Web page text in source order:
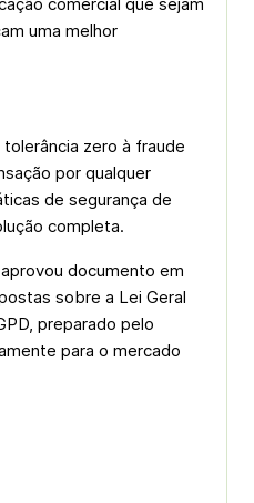
uma melhor
zero à fraude
por qualquer
de segurança de
completa.
documento em
sobre a Lei Geral
preparado pelo
para o mercado